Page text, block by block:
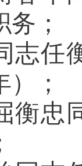
；
志任
；
衡忠